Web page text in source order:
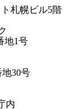
札幌ビル5階
地1号
30号
内